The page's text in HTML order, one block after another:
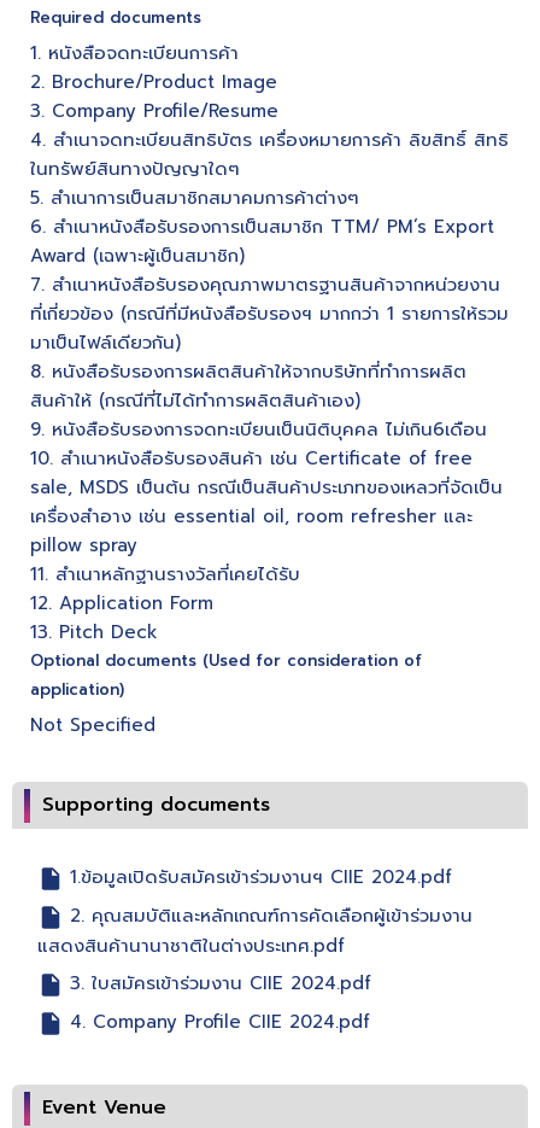
Required documents
1. หนังสือจดทะเบียนการค้า
2. Brochure/Product Image
3. Company Profile/Resume
4. สำเนาจดทะเบียนสิทธิบัตร เครื่องหมายการค้า ลิขสิทธิ์ สิทธิ
ในทรัพย์สินทางปัญญาใดๆ
5. สำเนาการเป็นสมาชิกสมาคมการค้าต่างๆ
6. สำเนาหนังสือรับรองการเป็นสมาชิก TTM/ PM’s Export
Award (เฉพาะผู้เป็นสมาชิก)
7. สำเนาหนังสือรับรองคุณภาพมาตรฐานสินค้าจากหน่วยงาน
ที่เกี่ยวข้อง (กรณีที่มีหนังสือรับรองฯ มากกว่า 1 รายการให้รวม
มาเป็นไฟล์เดียวกัน)
8. หนังสือรับรองการผลิตสินค้าให้จากบริษัทที่ทำการผลิต
สินค้าให้ (กรณีที่ไม่ได้ทำการผลิตสินค้าเอง)
9. หนังสือรับรองการจดทะเบียนเป็นนิติบุคคล ไม่เกิน6เดือน
10. สำเนาหนังสือรับรองสินค้า เช่น Certificate of free
sale, MSDS เป็นต้น กรณีเป็นสินค้าประเภทของเหลวที่จัดเป็น
เครื่องสำอาง เช่น essential oil, room refresher และ
pillow spray
11. สำเนาหลักฐานรางวัลที่เคยได้รับ
12. Application Form
13. Pitch Deck
Optional documents (Used for consideration of
application)
Not Specified
Supporting documents
1.ข้อมูลเปิดรับสมัครเข้าร่วมงานฯ CIIE 2024.pdf
2. คุณสมบัติและหลักเกณฑ์การคัดเลือกผู้เข้าร่วมงาน
แสดงสินค้านานาชาติในต่างประเทศ.pdf
3. ใบสมัครเข้าร่วมงาน CIIE 2024.pdf
4. Company Profile CIIE 2024.pdf
Event Venue